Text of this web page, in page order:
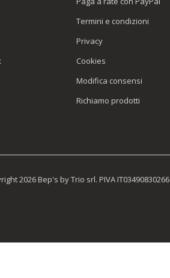
Termini e condizioni
Privacy
Cookies
Modifica consensi
Richiamo prodotti
2026 Bep's by Trio srl. PIVA IT03490830266